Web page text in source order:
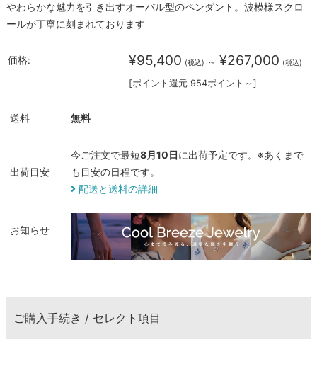
やわらかな魅力を引き出すオーバル型のペンダント。波模様スクロ
ールが丁寧に刻まれております
価格: ¥95,400 (税込) ～ ¥267,000 (税込)
[ポイント還元 954ポイント～]
送料 無料
出荷目安
今ご注文で最短8月10日に出荷予定です。※あくまで
も目安の日程です。
配送と送料の詳細
お知らせ
ご購入手続き / セレクト項目